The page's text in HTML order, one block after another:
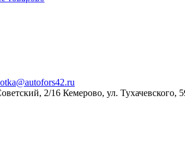
2/16 Кемерово, ул. Тухачевского,